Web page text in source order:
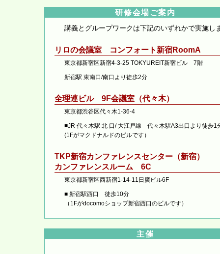
研修会場ご案内
講義とグループワークは下記のいずれかで実施し
リロの会議室 コンフォート新宿RoomA
東京都新宿区新宿4-3-25 TOKYUREIT新宿ビル 7階
新宿駅 東南口/南口より徒歩2分
全理連ビル 9F会議室（代々木）
東京都渋谷区代々木1-36-4
■JR 代々木駅 北 口/ 大江戸線 代々木駅A3出口より徒歩1
(1Fがマクドナルドのビルです）
TKP新宿カンファレンスセンター（新宿）
カンファレンスルーム 6C
東京都新宿区西新宿1-14-11日廣ビル6F
■ 新宿駅西口 徒歩10分
（1Fがdocomoショップ新宿西口のビルです）
主催